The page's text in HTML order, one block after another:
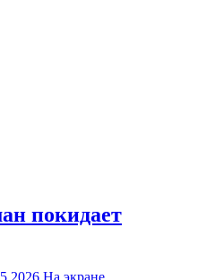
покидает
На экране